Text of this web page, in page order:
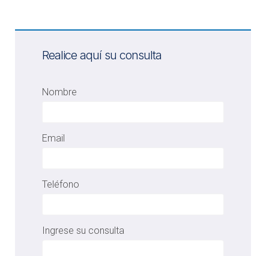
Realice aquí su consulta
Nombre
Email
Teléfono
Ingrese su consulta